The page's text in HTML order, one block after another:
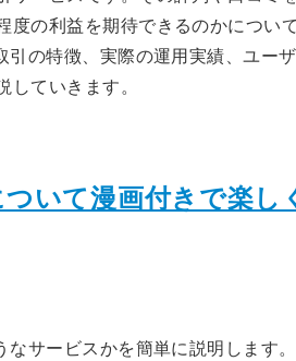
度の利益を期待できるのかについ
の特徴、実際の運用実績、ユーザ
ていきます。
いて漫画付きで楽し
サービスかを簡単に説明します